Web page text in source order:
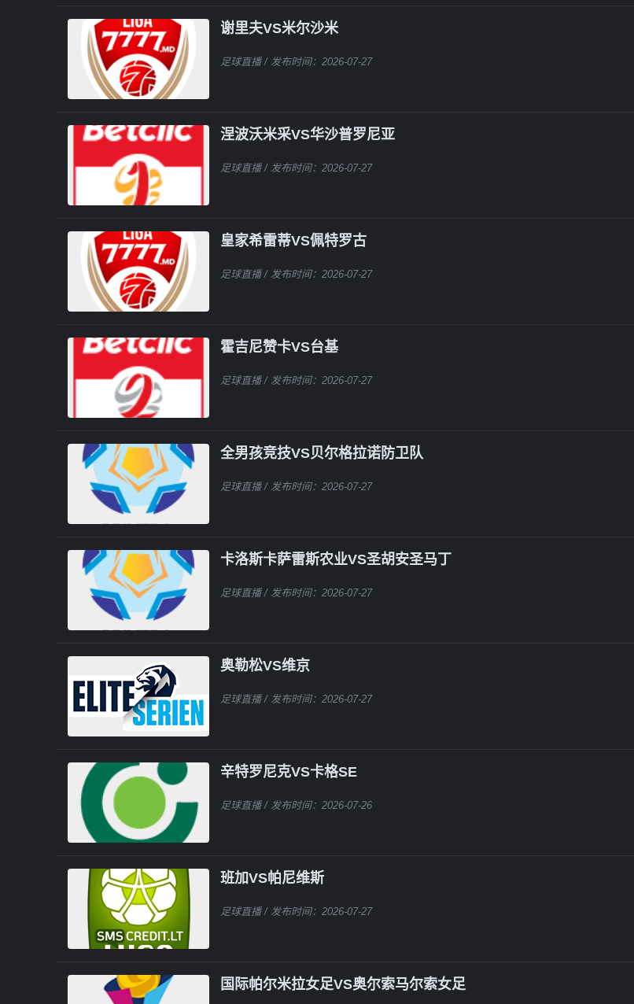
谢里夫VS米尔沙米
足球直播/ 发布时间：2026-07-27
涅波沃米采VS华沙普罗尼亚
足球直播/ 发布时间：2026-07-27
皇家希雷蒂VS佩特罗古
足球直播/ 发布时间：2026-07-27
霍吉尼赞卡VS台基
足球直播/ 发布时间：2026-07-27
全男孩竞技VS贝尔格拉诺防卫队
足球直播/ 发布时间：2026-07-27
卡洛斯卡萨雷斯农业VS圣胡安圣马丁
足球直播/ 发布时间：2026-07-27
奥勒松VS维京
足球直播/ 发布时间：2026-07-27
辛特罗尼克VS卡格SE
足球直播/ 发布时间：2026-07-26
班加VS帕尼维斯
足球直播/ 发布时间：2026-07-27
国际帕尔米拉女足VS奥尔索马尔索女足